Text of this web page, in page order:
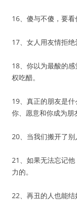
16、傻与不傻，要看
17、女人用友情拒绝
18、你以为最酸的
权吃醋。
19、真正的朋友是
你、愿意和你成为朋
20、当我们搬开了别
21、如果无法忘记
力的。
22、再丑的人也能结